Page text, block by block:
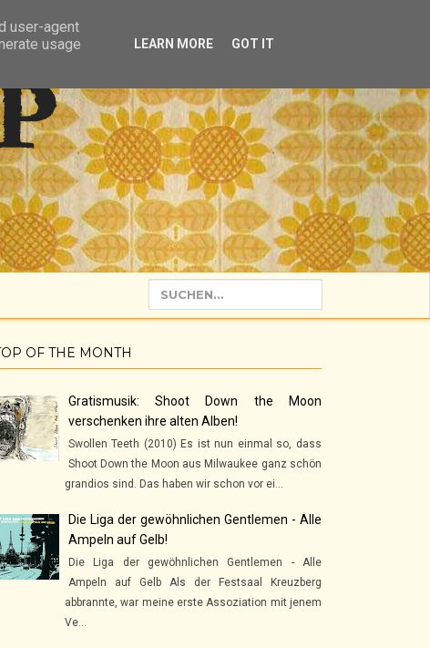
OF THE MONTH
Gratismusik: Shoot Down the Moon
verschenken ihre alten Alben!
Swollen Teeth (2010) Es ist nun einmal so, dass
Shoot Down the Moon aus Milwaukee ganz schön
grandios sind. Das haben wir schon vor ei...
Die Liga der gewöhnlichen Gentlemen - Alle
Ampeln auf Gelb!
Die Liga der gewöhnlichen Gentlemen - Alle
Ampeln auf Gelb Als der Festsaal Kreuzberg
abbrannte, war meine erste Assoziation mit jenem
Ve...
user-agent
usage
LEARN MORE GOT IT